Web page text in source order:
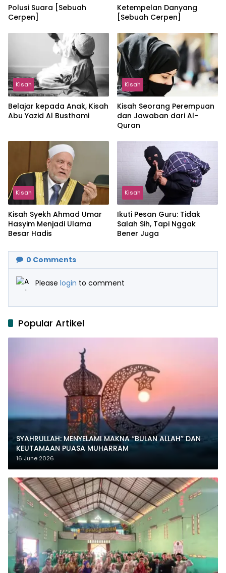
Polusi Suara [Sebuah
Cerpen]
Ketempelan Danyang
[Sebuah Cerpen]
Kisah
Belajar kepada Anak, Kisah
Abu Yazid Al Busthami
Kisah
Kisah Seorang Perempuan
dan Jawaban dari Al-
Quran
Kisah
Kisah Syekh Ahmad Umar
Hasyim Menjadi Ulama
Besar Hadis
Kisah
Ikuti Pesan Guru: Tidak
Salah Sih, Tapi Nggak
Bener Juga
0 Comments
Please login to comment
Popular Artikel
SYAHRULLAH: MENYELAMI MAKNA “BULAN ALLAH” DAN
KEUTAMAAN PUASA MUHARRAM
16 June 2026